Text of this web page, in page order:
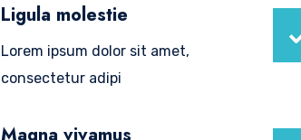
Ligula molestie
Lorem ipsum dolor sit amet,
consectetur adipi
Magna vivamus